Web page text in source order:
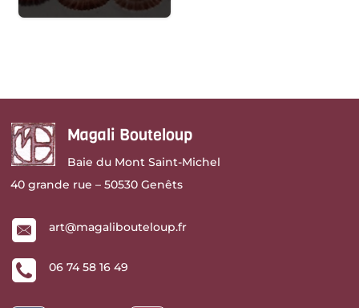
Magali Bouteloup
Baie du Mont Saint-Michel
40 grande rue – 50530 Genêts
art@magalibouteloup.fr
06 74 58 16 49